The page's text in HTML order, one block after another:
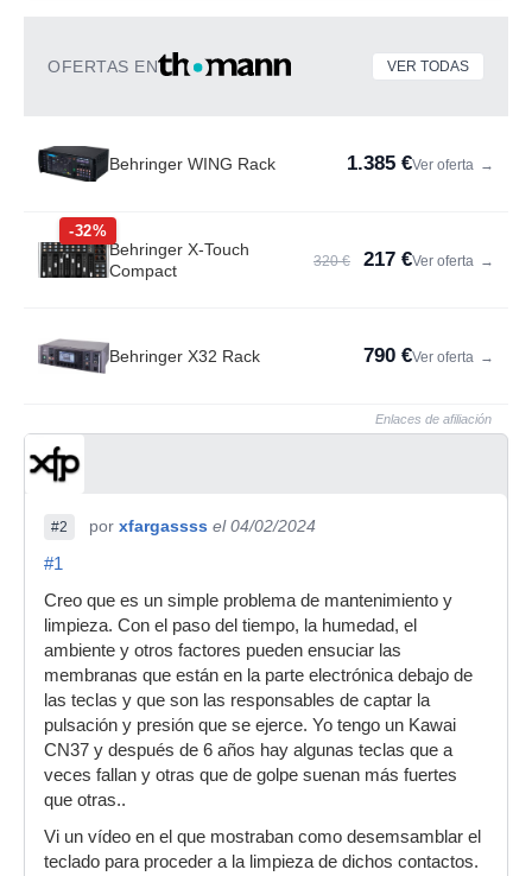
OFERTAS EN VER TODAS
Behringer WING Rack 1.385 €Ver oferta →
-32%
Behringer X-Touch
Compact
320 € 217 €Ver oferta →
Behringer X32 Rack 790 €Ver oferta →
Enlaces de afiliación
#2 por xfargassss el 04/02/2024
#1
Creo que es un simple problema de mantenimiento y
limpieza. Con el paso del tiempo, la humedad, el
ambiente y otros factores pueden ensuciar las
membranas que están en la parte electrónica debajo de
las teclas y que son las responsables de captar la
pulsación y presión que se ejerce. Yo tengo un Kawai
CN37 y después de 6 años hay algunas teclas que a
veces fallan y otras que de golpe suenan más fuertes
que otras..
Vi un vídeo en el que mostraban como desemsamblar el
teclado para proceder a la limpieza de dichos contactos.